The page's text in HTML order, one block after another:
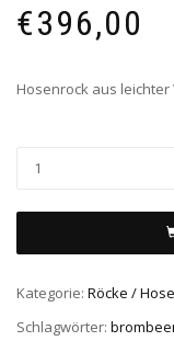
€396,00
Hosenrock aus
Kategorie: Röcke /
Schlagwörter: